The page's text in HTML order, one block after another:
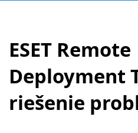
ESET Remote
Deployment
riešenie